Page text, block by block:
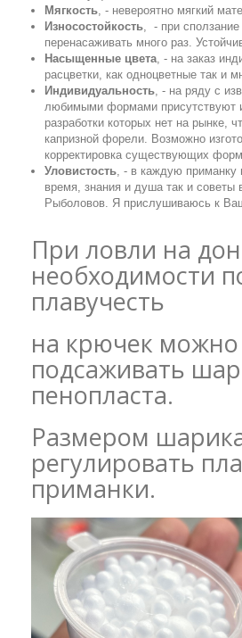
Мягкость, - невероятно мягкий
Износостойкость, - при
перенасаживать много раз.
Насыщенные цвета, - на заказ
расцветки, как одноцветные так и
Индивидуальность, - на ряду с
любимыми формами присутствуют
разработки которых нет на рынке,
капризной форели. Возможно
корректировка существующих
Уловистость, - в каждую приманку
время, знания и душа так и советы
Рыболовов. Я прислушиваюсь к
При ловли на
необходимости
плавучесть
на крючек можно
подсаживать
пенопласта.
Размером
регулировать
приманки.